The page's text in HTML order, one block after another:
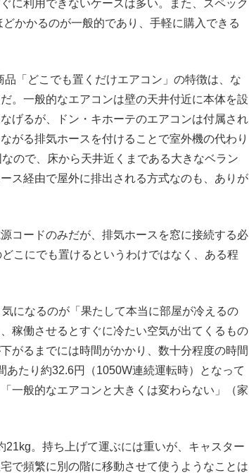
に利用できないケースは多い。また、スペック
かかるのが一般的であり、手軽に購入できる
「どこでも置くだけエアコン」の特徴は、な
。一般的なエアコンは壁の天井付近に本体を設
げるが、ドン・キホーテのエアコンは付属され
がる排気ホースを付けることで室外機の代わり
ので、床から天井近くまである大きなベラン
ス経由で屋外に排出される方式なのも、ありが
コードのみだが、排気ホースを窓に接続する必
こにでも置けるというわけではなく、ある程
になるのが「果たして本当に部屋が冷えるの
稼働させるとすぐに冷たい空気が出てくるもの
がるまでには時間がかかり、数十分程度の時間
たり約32.6円（1050W連続運転時）となって
一般的なエアコンと大きくは変わらない」（家
。持ち上げて運ぶには重いが、キャスター
で頻繁に別の階に移動させて使うようなことは